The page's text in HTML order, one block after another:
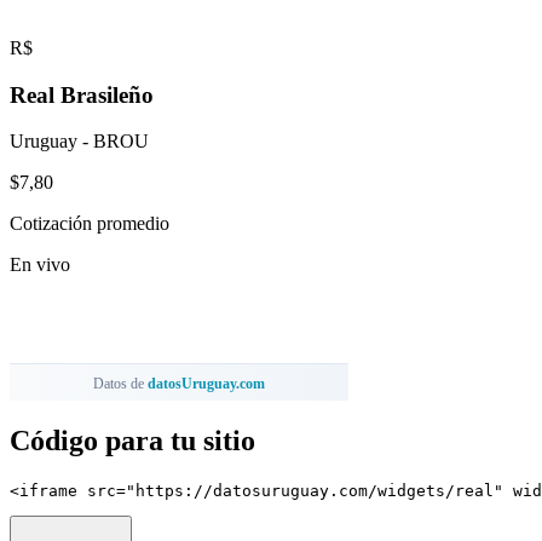
Código para tu sitio
<iframe src="https://datosuruguay.com/widgets/real"